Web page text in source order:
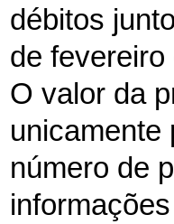
débitos
de
O valor da
unicamente
número de